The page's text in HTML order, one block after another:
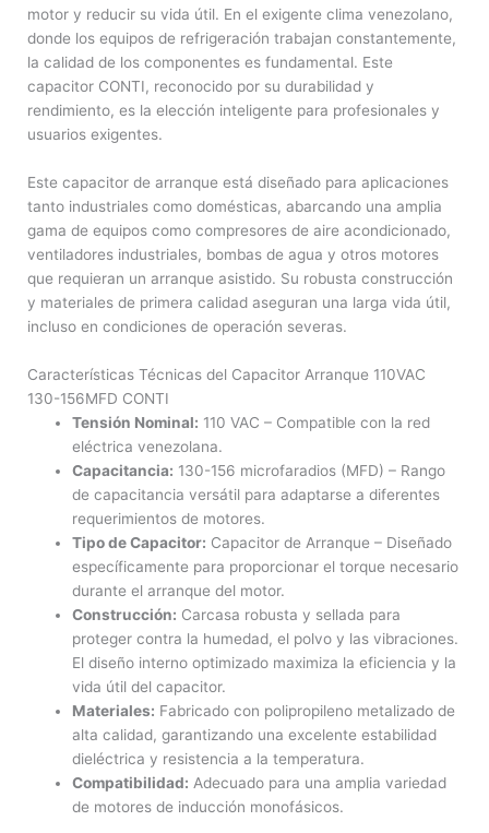
motor y reducir su vida útil. En el exigente clima venezolano,
donde los equipos de refrigeración trabajan constantemente,
la calidad de los componentes es fundamental. Este
capacitor CONTI, reconocido por su durabilidad y
rendimiento, es la elección inteligente para profesionales y
usuarios exigentes.
Este capacitor de arranque está diseñado para aplicaciones
tanto industriales como domésticas, abarcando una amplia
gama de equipos como compresores de aire acondicionado,
ventiladores industriales, bombas de agua y otros motores
que requieran un arranque asistido. Su robusta construcción
y materiales de primera calidad aseguran una larga vida útil,
incluso en condiciones de operación severas.
Características Técnicas del Capacitor Arranque 110VAC
130-156MFD CONTI
Tensión Nominal: 110 VAC – Compatible con la red
eléctrica venezolana.
Capacitancia: 130-156 microfaradios (MFD) – Rango
de capacitancia versátil para adaptarse a diferentes
requerimientos de motores.
Tipo de Capacitor: Capacitor de Arranque – Diseñado
específicamente para proporcionar el torque necesario
durante el arranque del motor.
Construcción: Carcasa robusta y sellada para
proteger contra la humedad, el polvo y las vibraciones.
El diseño interno optimizado maximiza la eficiencia y la
vida útil del capacitor.
Materiales: Fabricado con polipropileno metalizado de
alta calidad, garantizando una excelente estabilidad
dieléctrica y resistencia a la temperatura.
Compatibilidad: Adecuado para una amplia variedad
de motores de inducción monofásicos.